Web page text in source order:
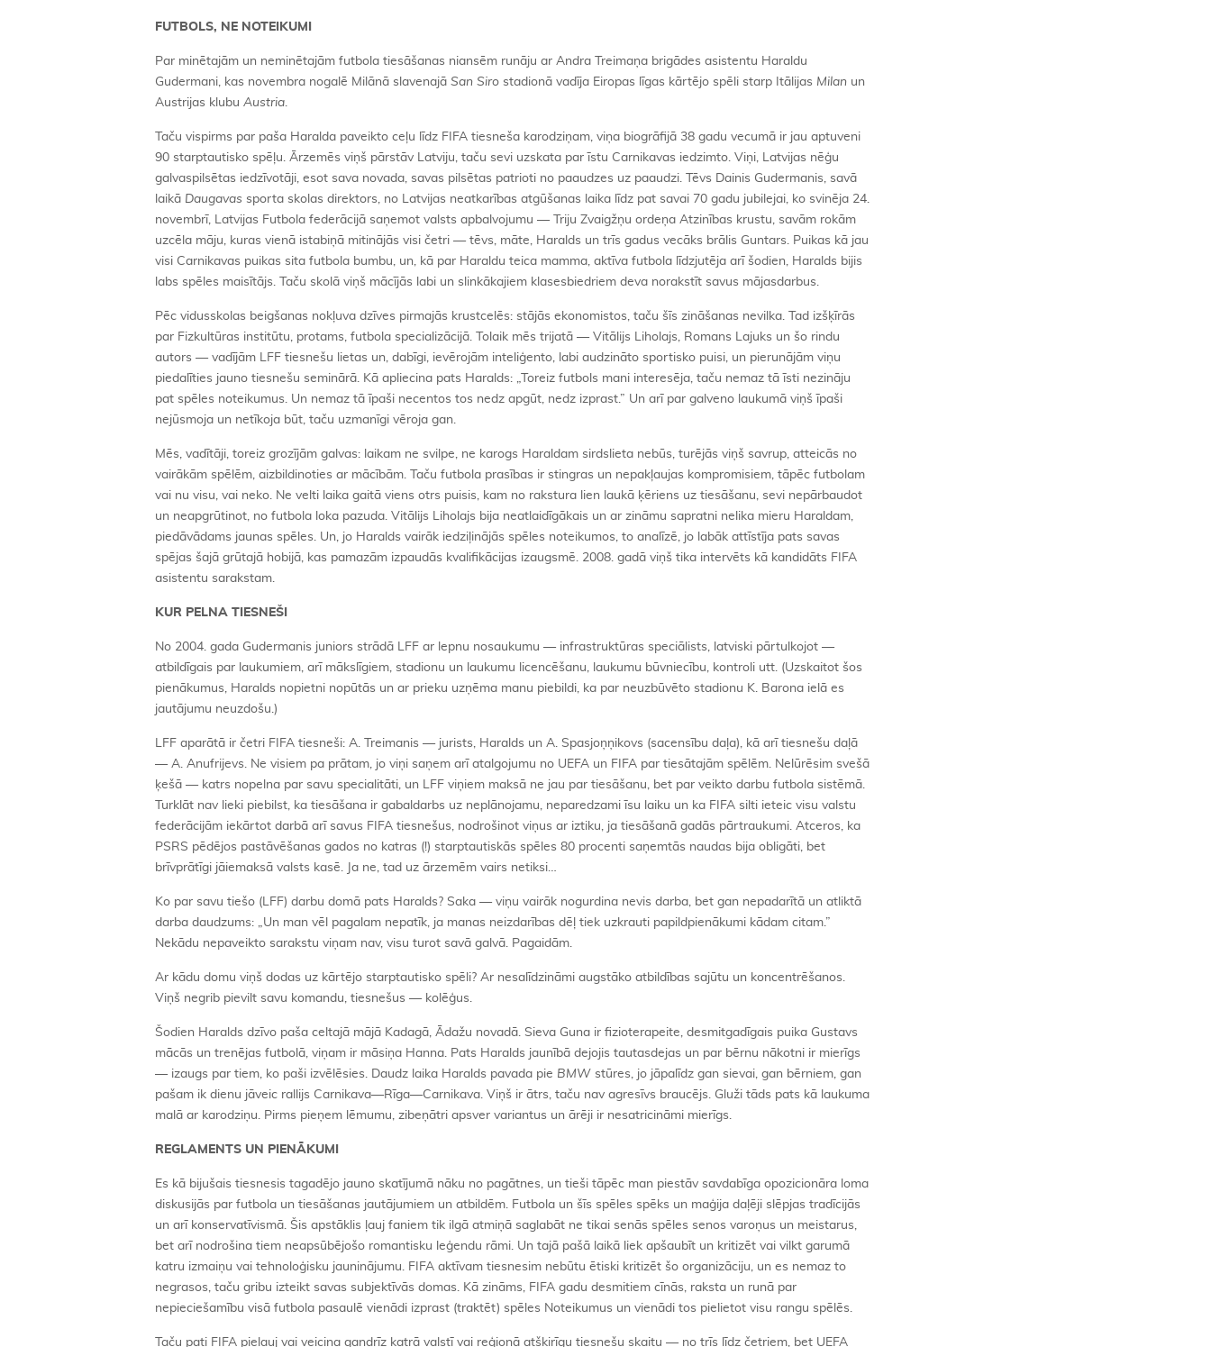
FUTBOLS, NE NOTEIKUMI
Par minētajām un neminētajām futbola tiesāšanas niansēm runāju ar Andra Treimaņa brigādes asistentu Haraldu
Gudermani, kas novembra nogalē Milānā slavenajā San Siro stadionā vadīja Eiropas līgas kārtējo spēli starp Itālijas Milan un
Austrijas klubu Austria.
Taču vispirms par paša Haralda paveikto ceļu līdz FIFA tiesneša karodziņam, viņa biogrāfijā 38 gadu vecumā ir jau aptuveni
90 starptautisko spēļu. Ārzemēs viņš pārstāv Latviju, taču sevi uzskata par īstu Carnikavas iedzimto. Viņi, Latvijas nēģu
galvaspilsētas iedzīvotāji, esot sava novada, savas pilsētas patrioti no paaudzes uz paaudzi. Tēvs Dainis Gudermanis, savā
laikā Daugavas sporta skolas direktors, no Latvijas neatkarības atgūšanas laika līdz pat savai 70 gadu jubilejai, ko svinēja 24.
novembrī, Latvijas Futbola federācijā saņemot valsts apbalvojumu — Triju Zvaigžņu ordeņa Atzinības krustu, savām rokām
uzcēla māju, kuras vienā istabiņā mitinājās visi četri — tēvs, māte, Haralds un trīs gadus vecāks brālis Guntars. Puikas kā jau
visi Carnikavas puikas sita futbola bumbu, un, kā par Haraldu teica mamma, aktīva futbola līdzjutēja arī šodien, Haralds bijis
labs spēles maisītājs. Taču skolā viņš mācījās labi un slinkākajiem klasesbiedriem deva norakstīt savus mājasdarbus.
Pēc vidusskolas beigšanas nokļuva dzīves pirmajās krustcelēs: stājās ekonomistos, taču šīs zināšanas nevilka. Tad izšķīrās
par Fizkultūras institūtu, protams, futbola specializācijā. Tolaik mēs trijatā — Vitālijs Liholajs, Romans Lajuks un šo rindu
autors — vadījām LFF tiesnešu lietas un, dabīgi, ievērojām inteliģento, labi audzināto sportisko puisi, un pierunājām viņu
piedalīties jauno tiesnešu seminārā. Kā apliecina pats Haralds: „Toreiz futbols mani interesēja, taču nemaz tā īsti nezināju
pat spēles noteikumus. Un nemaz tā īpaši necentos tos nedz apgūt, nedz izprast.” Un arī par galveno laukumā viņš īpaši
nejūsmoja un netīkoja būt, taču uzmanīgi vēroja gan.
Mēs, vadītāji, toreiz grozījām galvas: laikam ne svilpe, ne karogs Haraldam sirdslieta nebūs, turējās viņš savrup, atteicās no
vairākām spēlēm, aizbildinoties ar mācībām. Taču futbola prasības ir stingras un nepakļaujas kompromisiem, tāpēc futbolam
vai nu visu, vai neko. Ne velti laika gaitā viens otrs puisis, kam no rakstura lien laukā ķēriens uz tiesāšanu, sevi nepārbaudot
un neapgrūtinot, no futbola loka pazuda. Vitālijs Liholajs bija neatlaidīgākais un ar zināmu sapratni nelika mieru Haraldam,
piedāvādams jaunas spēles. Un, jo Haralds vairāk iedziļinājās spēles noteikumos, to analīzē, jo labāk attīstīja pats savas
spējas šajā grūtajā hobijā, kas pamazām izpaudās kvalifikācijas izaugsmē. 2008. gadā viņš tika intervēts kā kandidāts FIFA
asistentu sarakstam.
KUR PELNA TIESNEŠI
No 2004. gada Gudermanis juniors strādā LFF ar lepnu nosaukumu — infrastruktūras speciālists, latviski pārtulkojot —
atbildīgais par laukumiem, arī mākslīgiem, stadionu un laukumu licencēšanu, laukumu būvniecību, kontroli utt. (Uzskaitot šos
pienākumus, Haralds nopietni nopūtās un ar prieku uzņēma manu piebildi, ka par neuzbūvēto stadionu K. Barona ielā es
jautājumu neuzdošu.)
LFF aparātā ir četri FIFA tiesneši: A. Treimanis — jurists, Haralds un A. Spasjoņņikovs (sacensību daļa), kā arī tiesnešu daļā
— A. Anufrijevs. Ne visiem pa prātam, jo viņi saņem arī atalgojumu no UEFA un FIFA par tiesātajām spēlēm. Nelūrēsim svešā
ķešā — katrs nopelna par savu specialitāti, un LFF viņiem maksā ne jau par tiesāšanu, bet par veikto darbu futbola sistēmā.
Turklāt nav lieki piebilst, ka tiesāšana ir gabaldarbs uz neplānojamu, neparedzami īsu laiku un ka FIFA silti ieteic visu valstu
federācijām iekārtot darbā arī savus FIFA tiesnešus, nodrošinot viņus ar iztiku, ja tiesāšanā gadās pārtraukumi. Atceros, ka
PSRS pēdējos pastāvēšanas gados no katras (!) starptautiskās spēles 80 procenti saņemtās naudas bija obligāti, bet
brīvprātīgi jāiemaksā valsts kasē. Ja ne, tad uz ārzemēm vairs netiksi…
Ko par savu tiešo (LFF) darbu domā pats Haralds? Saka — viņu vairāk nogurdina nevis darba, bet gan nepadarītā un atliktā
darba daudzums: „Un man vēl pagalam nepatīk, ja manas neizdarības dēļ tiek uzkrauti papildpienākumi kādam citam.”
Nekādu nepaveikto sarakstu viņam nav, visu turot savā galvā. Pagaidām.
Ar kādu domu viņš dodas uz kārtējo starptautisko spēli? Ar nesalīdzināmi augstāko atbildības sajūtu un koncentrēšanos.
Viņš negrib pievilt savu komandu, tiesnešus — kolēģus.
Šodien Haralds dzīvo paša celtajā mājā Kadagā, Ādažu novadā. Sieva Guna ir fizioterapeite, desmitgadīgais puika Gustavs
mācās un trenējas futbolā, viņam ir māsiņa Hanna. Pats Haralds jaunībā dejojis tautasdejas un par bērnu nākotni ir mierīgs
— izaugs par tiem, ko paši izvēlēsies. Daudz laika Haralds pavada pie BMW stūres, jo jāpalīdz gan sievai, gan bērniem, gan
pašam ik dienu jāveic rallijs Carnikava—Rīga—Carnikava. Viņš ir ātrs, taču nav agresīvs braucējs. Gluži tāds pats kā laukuma
malā ar karodziņu. Pirms pieņem lēmumu, zibeņātri apsver variantus un ārēji ir nesatricināmi mierīgs.
REGLAMENTS UN PIENĀKUMI
Es kā bijušais tiesnesis tagadējo jauno skatījumā nāku no pagātnes, un tieši tāpēc man piestāv savdabīga opozicionāra loma
diskusijās par futbola un tiesāšanas jautājumiem un atbildēm. Futbola un šīs spēles spēks un maģija daļēji slēpjas tradīcijās
un arī konservatīvismā. Šis apstāklis ļauj faniem tik ilgā atmiņā saglabāt ne tikai senās spēles senos varoņus un meistarus,
bet arī nodrošina tiem neapsūbējošo romantisku leģendu rāmi. Un tajā pašā laikā liek apšaubīt un kritizēt vai vilkt garumā
katru izmaiņu vai tehnoloģisku jauninājumu. FIFA aktīvam tiesnesim nebūtu ētiski kritizēt šo organizāciju, un es nemaz to
negrasos, taču gribu izteikt savas subjektīvās domas. Kā zināms, FIFA gadu desmitiem cīnās, raksta un runā par
nepieciešamību visā futbola pasaulē vienādi izprast (traktēt) spēles Noteikumus un vienādi tos pielietot visu rangu spēlēs.
Taču pati FIFA pieļauj vai veicina gandrīz katrā valstī vai reģionā atšķirīgu tiesnešu skaitu — no trīs līdz četriem, bet UEFA